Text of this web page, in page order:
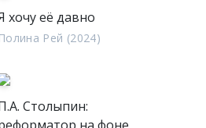
хочу её давно
Полина Рей (2024)
Столыпин: